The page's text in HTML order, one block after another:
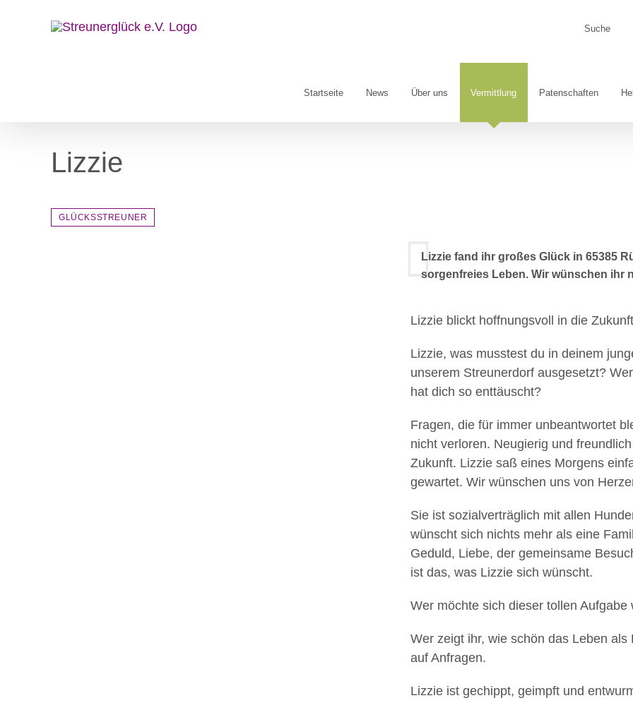
Startseite News Über uns Vermittlung Patenschaften
Lizzie
GLÜCKSSTREUNER
Lizzie fand ihr großes Glück in 65385
sorgenfreies Leben. Wir wünschen ihr
Lizzie blickt hoffnungsvoll in die Zukunft
Lizzie, was musstest du in deinem
unserem Streunerdorf ausgesetzt?
hat dich so enttäuscht?
Fragen, die für immer unbeantwortet
nicht verloren. Neugierig und
Zukunft. Lizzie saß eines Morgens
gewartet. Wir wünschen uns von
Sie ist sozialverträglich mit allen
wünscht sich nichts mehr als eine
Geduld, Liebe, der gemeinsame
ist das, was Lizzie sich wünscht.
Wer möchte sich dieser tollen
Wer zeigt ihr, wie schön das Leben
auf Anfragen.
Lizzie ist gechippt, geimpft und
Mit
Laden
Videos
akzeptieren
die